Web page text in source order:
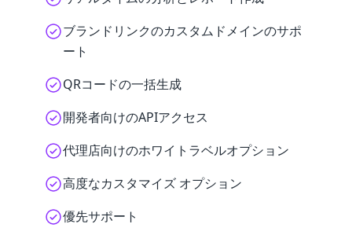
ブランドリンクのカスタムドメインのサポ
ート
QRコードの一括生成
開発者向けのAPIアクセス
代理店向けのホワイトラベルオプション
高度なカスタマイズ オプション
優先サポート